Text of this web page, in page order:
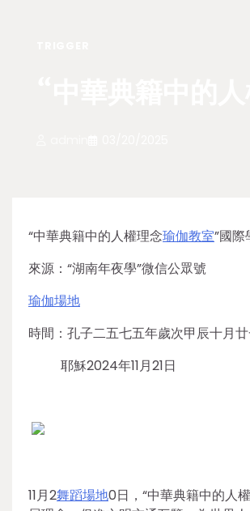
“中華典籍中的人權理念瑜伽教室”國
來源：“湖南年夜學”微信公眾號
瑜伽場地
時間：孔子二五七五年歲次甲辰十月
耶穌2024年11月21日
11月2舞蹈場地0日，“中華典籍中的人